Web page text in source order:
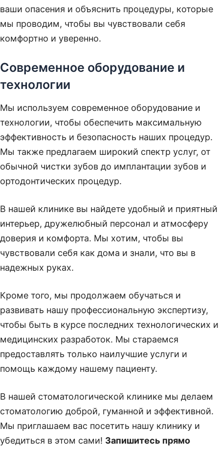
ваши опасения и объяснить процедуры, которые
мы проводим, чтобы вы чувствовали себя
комфортно и уверенно.
Современное оборудование и
технологии
Мы используем современное оборудование и
технологии, чтобы обеспечить максимальную
эффективность и безопасность наших процедур.
Мы также предлагаем широкий спектр услуг, от
обычной чистки зубов до имплантации зубов и
ортодонтических процедур.
В нашей клинике вы найдете удобный и приятный
интерьер, дружелюбный персонал и атмосферу
доверия и комфорта. Мы хотим, чтобы вы
чувствовали себя как дома и знали, что вы в
надежных руках.
Кроме того, мы продолжаем обучаться и
развивать нашу профессиональную экспертизу,
чтобы быть в курсе последних технологических и
медицинских разработок. Мы стараемся
предоставлять только наилучшие услуги и
помощь каждому нашему пациенту.
В нашей стоматологической клинике мы делаем
стоматологию доброй, гуманной и эффективной.
Мы приглашаем вас посетить нашу клинику и
убедиться в этом сами! Запишитесь прямо